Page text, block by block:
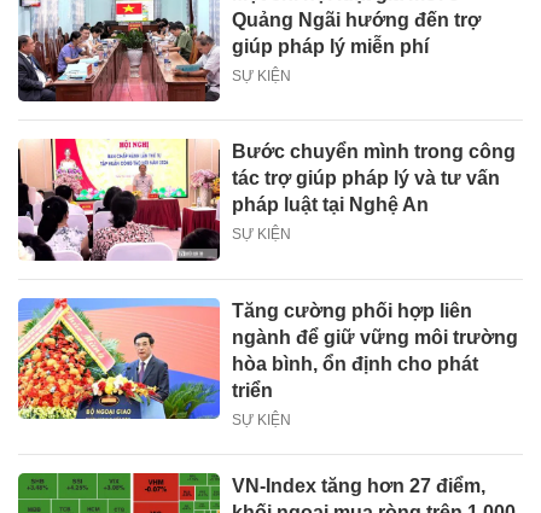
Quảng Ngãi hướng đến trợ
giúp pháp lý miễn phí
SỰ KIỆN
Bước chuyển mình trong công
tác trợ giúp pháp lý và tư vấn
pháp luật tại Nghệ An
SỰ KIỆN
Tăng cường phối hợp liên
ngành để giữ vững môi trường
hòa bình, ổn định cho phát
triển
SỰ KIỆN
VN-Index tăng hơn 27 điểm,